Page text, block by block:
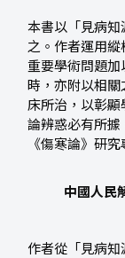
本書以「見病知
之。作者運用
重要學術問題加
時，亦附以相
床所治，以彰顯
論辨惑必有所
《傷寒論》研
中國人民
作者從「見病